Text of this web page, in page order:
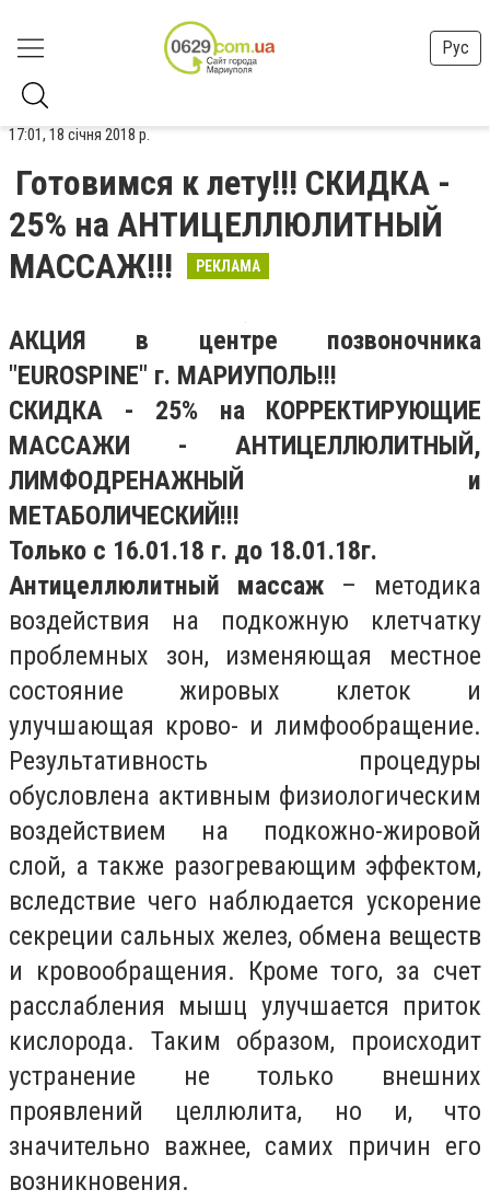
Рус
17:01, 18 січня 2018 р.
Готовимся к лету!!! СКИДКА -
25% на АНТИЦЕЛЛЮЛИТНЫЙ
МАССАЖ!!!
РЕКЛАМА
АКЦИЯ в центре позвоночника
"EUROSPINE" г. МАРИУПОЛЬ!!!
СКИДКА - 25% на КОРРЕКТИРУЮЩИЕ
МАССАЖИ - АНТИЦЕЛЛЮЛИТНЫЙ,
ЛИМФОДРЕНАЖНЫЙ и
МЕТАБОЛИЧЕСКИЙ!!!
Только с 16.01.18 г. до 18.01.18г.
Антицеллюлитный массаж – методика
воздействия на подкожную клетчатку
проблемных зон, изменяющая местное
состояние жировых клеток и
улучшающая крово- и лимфообращение.
Результативность процедуры
обусловлена активным физиологическим
воздействием на подкожно-жировой
слой, а также разогревающим эффектом,
вследствие чего наблюдается ускорение
секреции сальных желез, обмена веществ
и кровообращения. Кроме того, за счет
расслабления мышц улучшается приток
кислорода. Таким образом, происходит
устранение не только внешних
проявлений целлюлита, но и, что
значительно важнее, самих причин его
возникновения.